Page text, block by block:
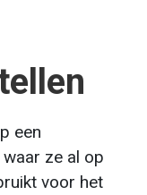
een
ze al op
voor het